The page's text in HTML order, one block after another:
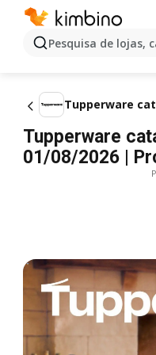
Pesquisa de lojas,
Tupperware
Tupperware
01/08/2026 |